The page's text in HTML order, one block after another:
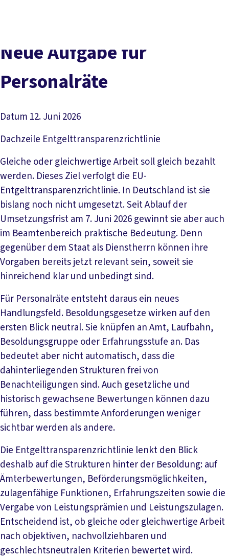
Service
Neue Aufgabe für
Personalräte
Datum 12. Juni 2026
Dachzeile Entgelttransparenzrichtlinie
Gleiche oder gleichwertige Arbeit soll gleich bezahlt
werden. Dieses Ziel verfolgt die EU-
Entgelttransparenzrichtlinie. In Deutschland ist sie
bislang noch nicht umgesetzt. Seit Ablauf der
Umsetzungsfrist am 7. Juni 2026 gewinnt sie aber auch
im Beamtenbereich praktische Bedeutung. Denn
gegenüber dem Staat als Dienstherrn können ihre
Vorgaben bereits jetzt relevant sein, soweit sie
hinreichend klar und unbedingt sind.
Für Personalräte entsteht daraus ein neues
Handlungsfeld. Besoldungsgesetze wirken auf den
ersten Blick neutral. Sie knüpfen an Amt, Laufbahn,
Besoldungsgruppe oder Erfahrungsstufe an. Das
bedeutet aber nicht automatisch, dass die
dahinterliegenden Strukturen frei von
Benachteiligungen sind. Auch gesetzliche und
historisch gewachsene Bewertungen können dazu
führen, dass bestimmte Anforderungen weniger
sichtbar werden als andere.
Die Entgelttransparenzrichtlinie lenkt den Blick
deshalb auf die Strukturen hinter der Besoldung: auf
Ämterbewertungen, Beförderungsmöglichkeiten,
zulagenfähige Funktionen, Erfahrungszeiten sowie die
Vergabe von Leistungsprämien und Leistungszulagen.
Entscheidend ist, ob gleiche oder gleichwertige Arbeit
nach objektiven, nachvollziehbaren und
geschlechtsneutralen Kriterien bewertet wird.